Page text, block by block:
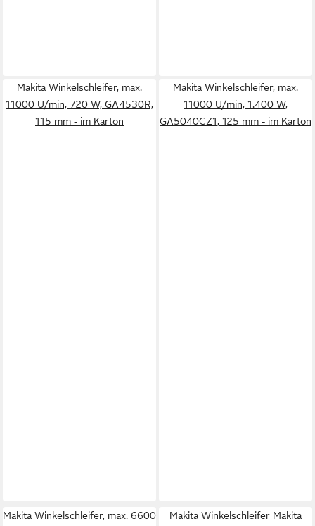
Makita Winkelschleifer, max.
11000 U/min, 720 W, GA4530R,
115 mm - im Karton
Makita Winkelschleifer, max.
11000 U/min, 1.400 W,
GA5040CZ1, 125 mm - im Karton
Makita Winkelschleifer, max. 6600
Makita Winkelschleifer Makita